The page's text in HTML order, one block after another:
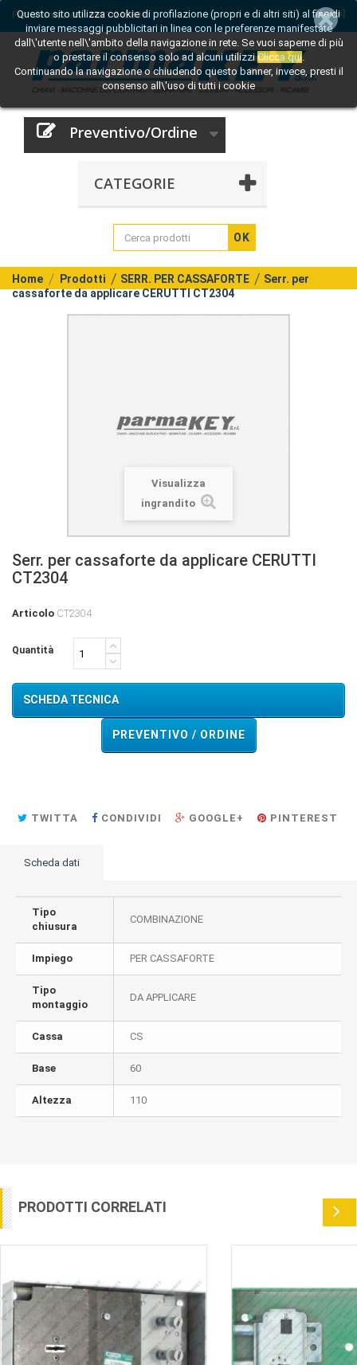
[Entra]
Per informazioni:0521 242809
Preventivo/Ordine
CATEGORIE
OK
Questo sito utilizza cookie di profilazione (propri e di altri siti) al fine di
inviare messaggi pubblicitari in linea con le preferenze manifestate
dall\'utente nell\'ambito della navigazione in rete. Se vuoi saperne di più
o prestare il consenso solo ad alcuni utilizziClicca qui.
Continuando la navigazione o chiudendo questo banner, invece, presti il
consenso all\'uso di tutti i cookie
Home Prodotti SERR. PER CASSAFORTE
Serr. per
cassaforte da applicare CERUTTI CT2304
Visualizza
ingrandito
Serr. per cassaforte da applicare CERUTTI
CT2304
Articolo CT2304
Quantità
SCHEDA TECNICA
PREVENTIVO / ORDINE
TWITTA CONDIVIDI GOOGLE+ PINTEREST
Scheda dati
Tipo
chiusura
COMBINAZIONE
Impiego PER CASSAFORTE
Tipo
montaggio
DA APPLICARE
Cassa CS
Base 60
Altezza 110
PRODOTTI CORRELATI